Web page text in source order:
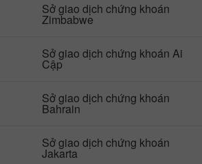
Sở giao dịch chứng khoán
Zimbabwe
Sở giao dịch chứng khoán Ai
Cập
Sở giao dịch chứng khoán
Bahrain
Sở giao dịch chứng khoán
Jakarta